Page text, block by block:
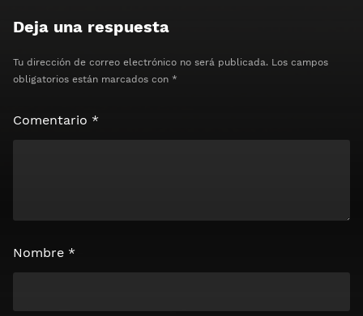
⏰ El acceso expira en 1 hora
Deja una respuesta
Tu dirección de correo electrónico no será publicada. Los campos
obligatorios están marcados con *
Comentario *
Nombre *